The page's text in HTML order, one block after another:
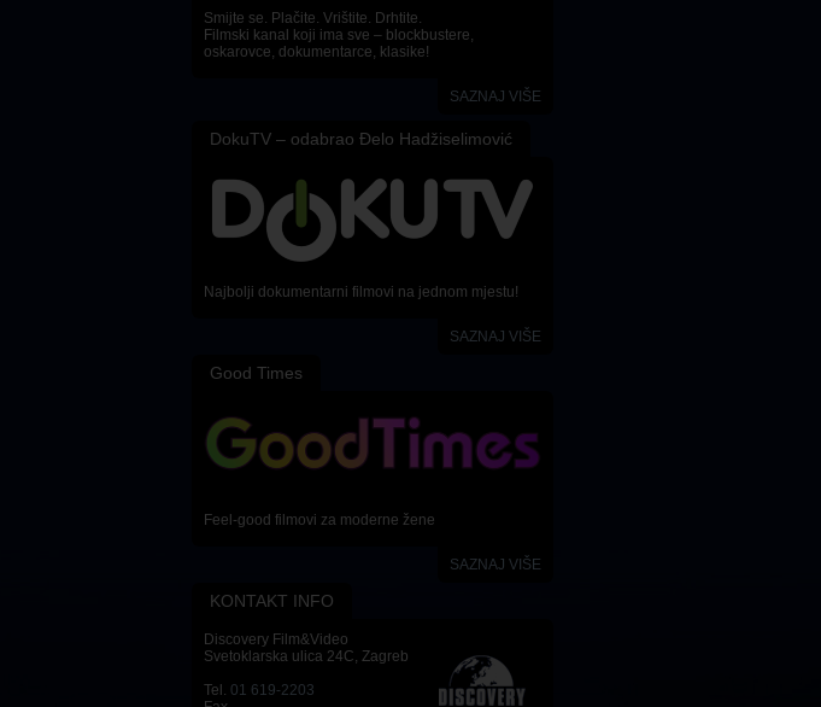
Smijte se. Plačite. Vrištite. Drhtite.
Filmski kanal koji ima sve – blockbustere,
oskarovce, dokumentarce, klasike!
SAZNAJ VIŠE
DokuTV – odabrao Đelo Hadžiselimović
Najbolji dokumentarni filmovi na jednom mjestu!
SAZNAJ VIŠE
Good Times
Feel-good filmovi za moderne žene
SAZNAJ VIŠE
KONTAKT INFO
Discovery Film&Video
Svetoklarska ulica 24C, Zagreb
Tel. 01 619-2203